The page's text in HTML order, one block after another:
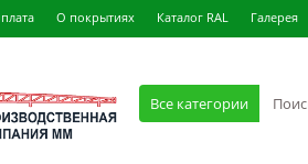
О покрытиях Каталог RAL Галерея
Все категории